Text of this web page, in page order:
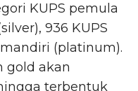
KUPS pemula
936 KUPS
(platinum).
gold akan
terbentuk